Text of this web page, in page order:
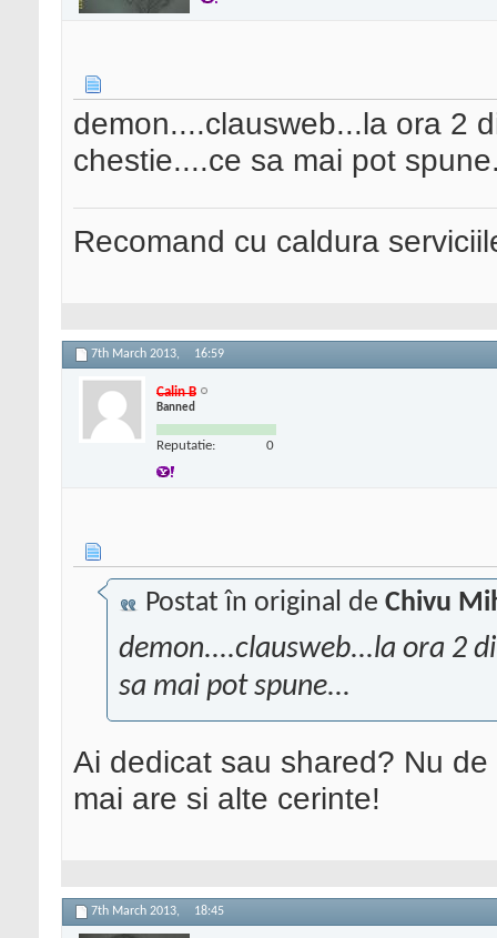
demon....clausweb...la ora 2
chestie....ce sa mai pot
Recomand cu caldura
7th March 2013, 16:59
Calin B
Banned
Reputatie: 0
Postat în original de Chivu
demon....clausweb...la ora 2
sa mai pot spune...
Ai dedicat sau shared? Nu
mai are si alte cerinte!
7th March 2013, 18:45